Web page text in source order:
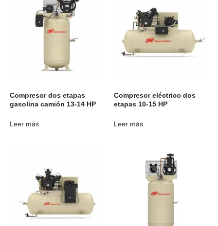
Compresor dos etapas
gasolina camión 13-14 HP
Leer más
Compresor eléctrico dos
etapas 10-15 HP
Leer más